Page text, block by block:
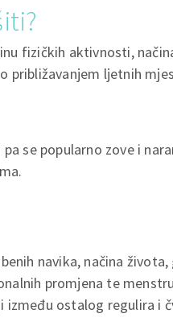
fizičkih aktivnosti,
približavanjem ljetnih
se popularno zove i
navika, načina
promjena te
ostalog regulira i